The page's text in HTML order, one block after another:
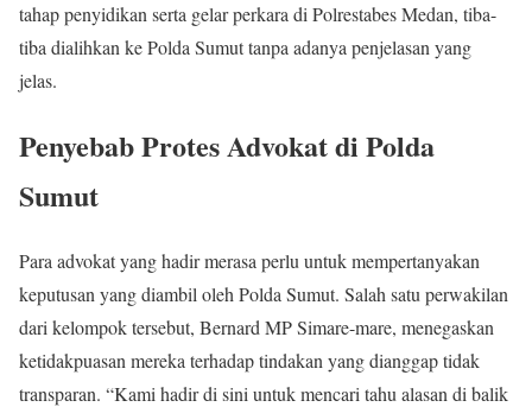
tahap penyidikan serta gelar perkara di Polrestabes Medan, tiba-
tiba dialihkan ke Polda Sumut tanpa adanya penjelasan yang
jelas.
Penyebab Protes Advokat di Polda
Sumut
Para advokat yang hadir merasa perlu untuk mempertanyakan
keputusan yang diambil oleh Polda Sumut. Salah satu perwakilan
dari kelompok tersebut, Bernard MP Simare-mare, menegaskan
ketidakpuasan mereka terhadap tindakan yang dianggap tidak
transparan. “Kami hadir di sini untuk mencari tahu alasan di balik